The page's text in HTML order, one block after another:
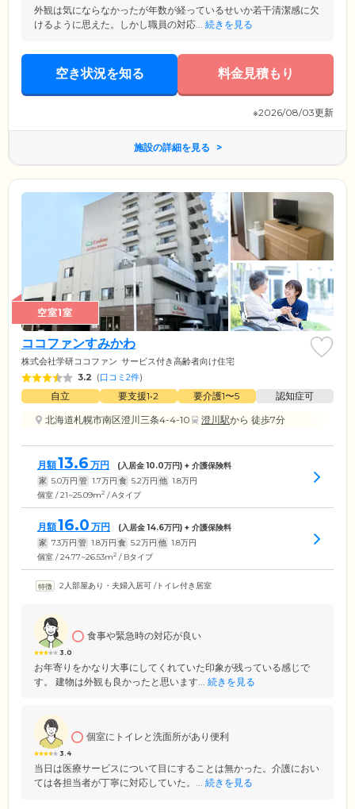
外観は気にならなかったが年数が経っているせいか若干清潔感に欠
けるように思えた。しかし職員の対応... 続きを見る
空き状況を知る 料金見積もり
※2026/08/03更新
施設の詳細を見る
空室1室
ココファンすみかわ
株式会社学研ココファン サービス付き高齢者向け住宅
3.2 (口コミ2件)
自立 要支援1•2 要介護1〜5
認知症可
北海道札幌市南区澄川三条4-4-10
澄川駅から 徒歩7分
月額13.6 万円 (入居金10.0万円) + 介護保険料
家 5.0万円 管 1.7万円 食 5.2万円 他 1.8万円
個室 / 21~25.09m2 / Aタイプ
月額16.0 万円 (入居金14.6万円) + 介護保険料
家 7.3万円 管 1.8万円 食 5.2万円 他 1.8万円
個室 / 24.77~26.53m2 / Bタイプ
2人部屋あり・夫婦入居可 /トイレ付き居室
3.0
食事や緊急時の対応が良い
お年寄りをかなり大事にしてくれていた印象が残っている感じで
す。 建物は外観も良かったと思います... 続きを見る
3.4
個室にトイレと洗面所があり便利
当日は医療サービスについて目にすることは無かった。介護におい
ては各担当者が丁寧に対応していた。... 続きを見る